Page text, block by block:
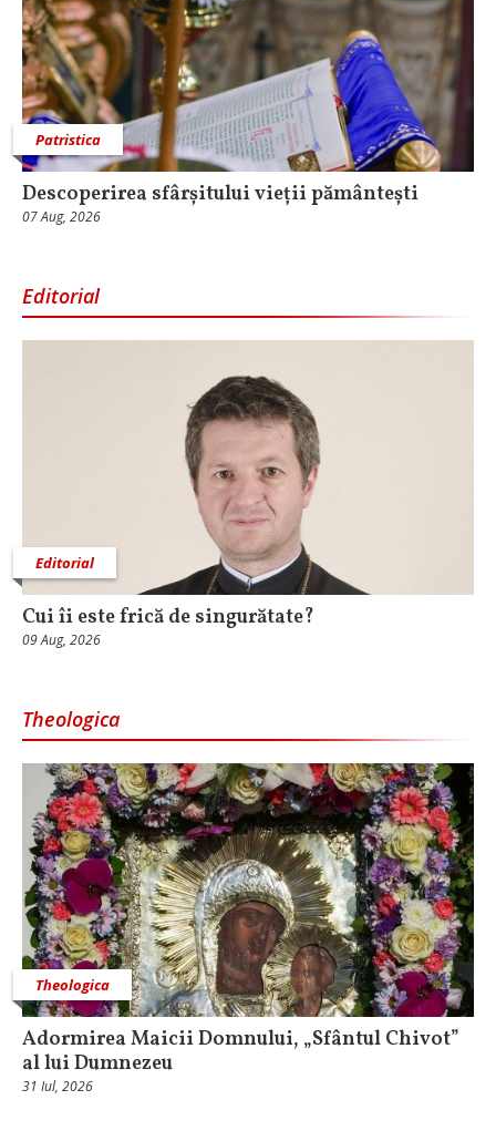
Patristica
Descoperirea sfârșitului vieții pământești
07 Aug, 2026
Editorial
Editorial
Cui îi este frică de singurătate?
09 Aug, 2026
Theologica
Theologica
Adormirea Maicii Domnului, „Sfântul Chivot”
al lui Dumnezeu
31 Iul, 2026